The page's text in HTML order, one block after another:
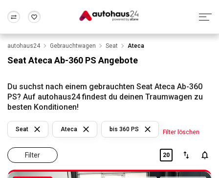
Wir bewerten dein Auto
Alle Fragen & Antworten
Rund um die Inzahlungnahme
Frankfurt Wuppertal
autohaus24 Gebrauchtwagen Seat Ateca
Seat Ateca Ab-360 PS Angebote
Du suchst nach einem gebrauchten Seat Ateca Ab-360
PS? Auf autohaus24 findest du deinen Traumwagen zu
besten Konditionen!
Filter
Seat Ateca bis 360 PS Filter löschen
20